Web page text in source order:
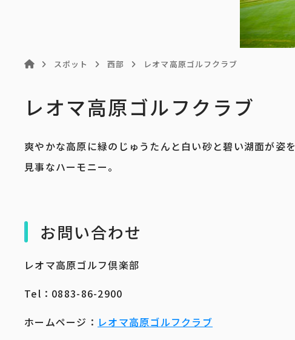
スポット 西部 レオマ高原ゴルフクラブ
レオマ高原ゴルフクラブ
爽やかな高原に緑のじゅうたんと白い砂と碧い湖面が姿
見事なハーモニー。
お問い合わせ
レオマ高原ゴルフ倶楽部
Tel：0883-86-2900
ホームページ： レオマ高原ゴルフクラブ